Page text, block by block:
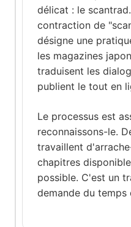
délicat : le
contraction de
désigne une
les magazines
traduisent les
publient le tout en
Le processus est
reconnaissons-le.
travaillent
chapitres
possible. C'est un
demande du temps